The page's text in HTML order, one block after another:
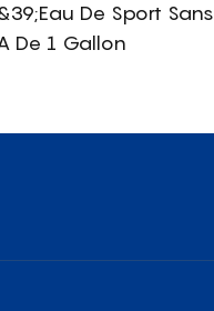
De Sport Sans
De 1 Gallon